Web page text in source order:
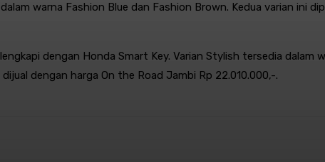
warna Fashion Blue dan Fashion Brown. Kedua varian ini
dengan Honda Smart Key. Varian Stylish tersedia dalam
dengan harga On the Road Jambi Rp 22.010.000,-.